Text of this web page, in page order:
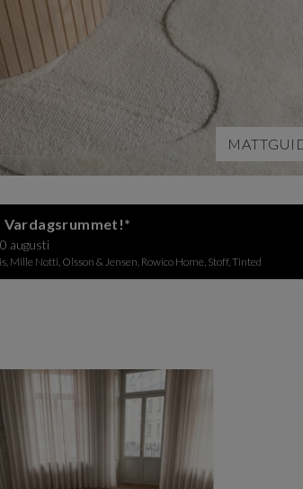
augusti
Mille Notti, Olsson & Jensen, Rowico Home, Stoff, Tinted